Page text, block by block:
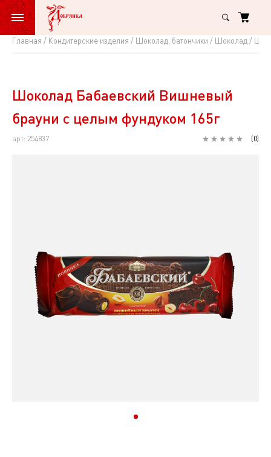
Главная Кондитерские изделия Шоколад, батончики Шоколад
Шоколад
Вишневый
брауни
Шоколад Бабаевский Вишневый
брауни с целым фундуком 165г
арт: 254837 (0)